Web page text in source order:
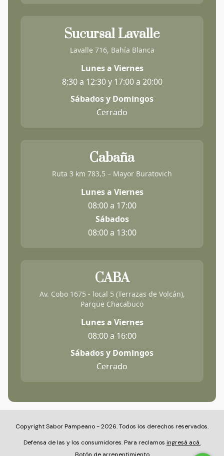
Sucursal Lavalle
Lavalle 716, Bahía Blanca
Lunes a Viernes
8:30 a 12:30 y 17:00 a 20:00
Sábados y Domingos
Cerrado
Cabaña
Ruta 3 km 783,5 – Mayor Buratovich
Lunes a Viernes
08:00 a 17:00
Sábados
08:00 a 13:00
CABA
Av. Cobo 1675 - local 5 (Terrazas de Volcán),
Parque Chacabuco
Lunes a Viernes
08:00 a 16:00
Sábados y Domingos
Cerrado
Copyright Sabor Pampeano - 2026. Todos los derechos reservados.
Defensa de las y los consumidores. Para reclamos ingresá acá.
Botón de arrepentimiento